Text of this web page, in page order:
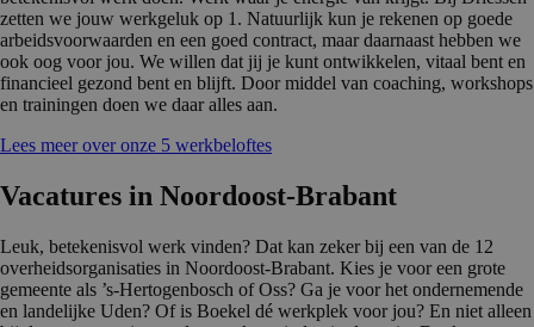
zetten we jouw werkgeluk op 1. Natuurlijk kun je rekenen op goede
arbeidsvoorwaarden en een goed contract, maar daarnaast hebben we
ook oog voor jou. We willen dat jij je kunt ontwikkelen, vitaal bent en
financieel gezond bent en blijft. Door middel van coaching, workshops
en trainingen doen we daar alles aan.
Lees meer over onze 5 werkbeloftes
Vacatures in Noordoost-Brabant
Leuk, betekenisvol werk vinden? Dat kan zeker bij een van de 12
overheidsorganisaties in Noordoost-Brabant. Kies je voor een grote
gemeente als ’s-Hertogenbosch of Oss? Ga je voor het ondernemende
en landelijke Uden? Of is Boekel dé werkplek voor jou? En niet alleen